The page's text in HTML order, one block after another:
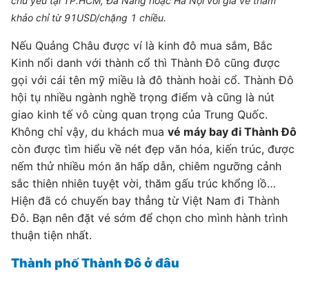
khảo chỉ từ 91USD/chặng 1 chiều.
Nếu Quảng Châu được ví là kinh đô mua sắm, Bắc
Kinh nổi danh với thành cổ thì Thành Đô cũng được
gọi với cái tên mỹ miều là đô thành hoài cổ. Thành Đô
hội tụ nhiều ngành nghề trọng điểm và cũng là nút
giao kinh tế vô cùng quan trọng của Trung Quốc.
Không chỉ vậy, du khách mua vé máy bay đi Thành Đô
còn được tìm hiểu về nét đẹp văn hóa, kiến trúc, được
nếm thử nhiều món ăn hấp dẫn, chiêm ngưỡng cảnh
sắc thiên nhiên tuyệt vời, thăm gấu trúc khổng lồ…
Hiện đã có chuyến bay thẳng từ Việt Nam đi Thành
Đô. Bạn nên đặt vé sớm để chọn cho mình hành trình
thuận tiện nhất.
Thành phố Thành Đô ở đâu